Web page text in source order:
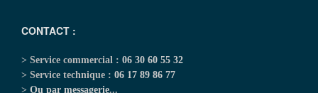
CONTACT :
> Service commercial : 06 30 60 55 32
> Service technique : 06 17 89 86 77
> Ou par messagerie...